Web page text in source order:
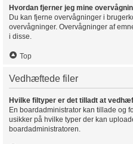
Hvordan fjerner jeg mine
Du kan fjerne overvågninger i
overvågninger. Overvågninger af
i disse.
Top
Vedhæftede filer
Hvilke filtyper er det tilladt at
En boardadministrator kan tillade og
usikker på hvilke typer der kan
boardadministratoren.